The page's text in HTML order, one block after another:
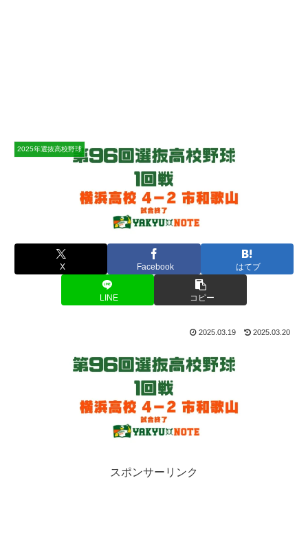
2025年選抜高校野球
X Facebook はてブ
LINE コピー
2025.03.19 2025.03.20
スポンサーリンク